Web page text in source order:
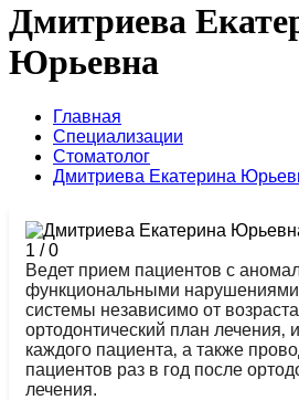
Дмитриева
Юрьевна
Главная
Специализации
Стоматолог
Дмитриева Екатерина
1 /0
Ведет прием пациентов с
функциональными нарушениями
системы независимо от
ортодонтический план лечения‚
каждого пациента‚ а также
пациентов раз в год после
лечения.